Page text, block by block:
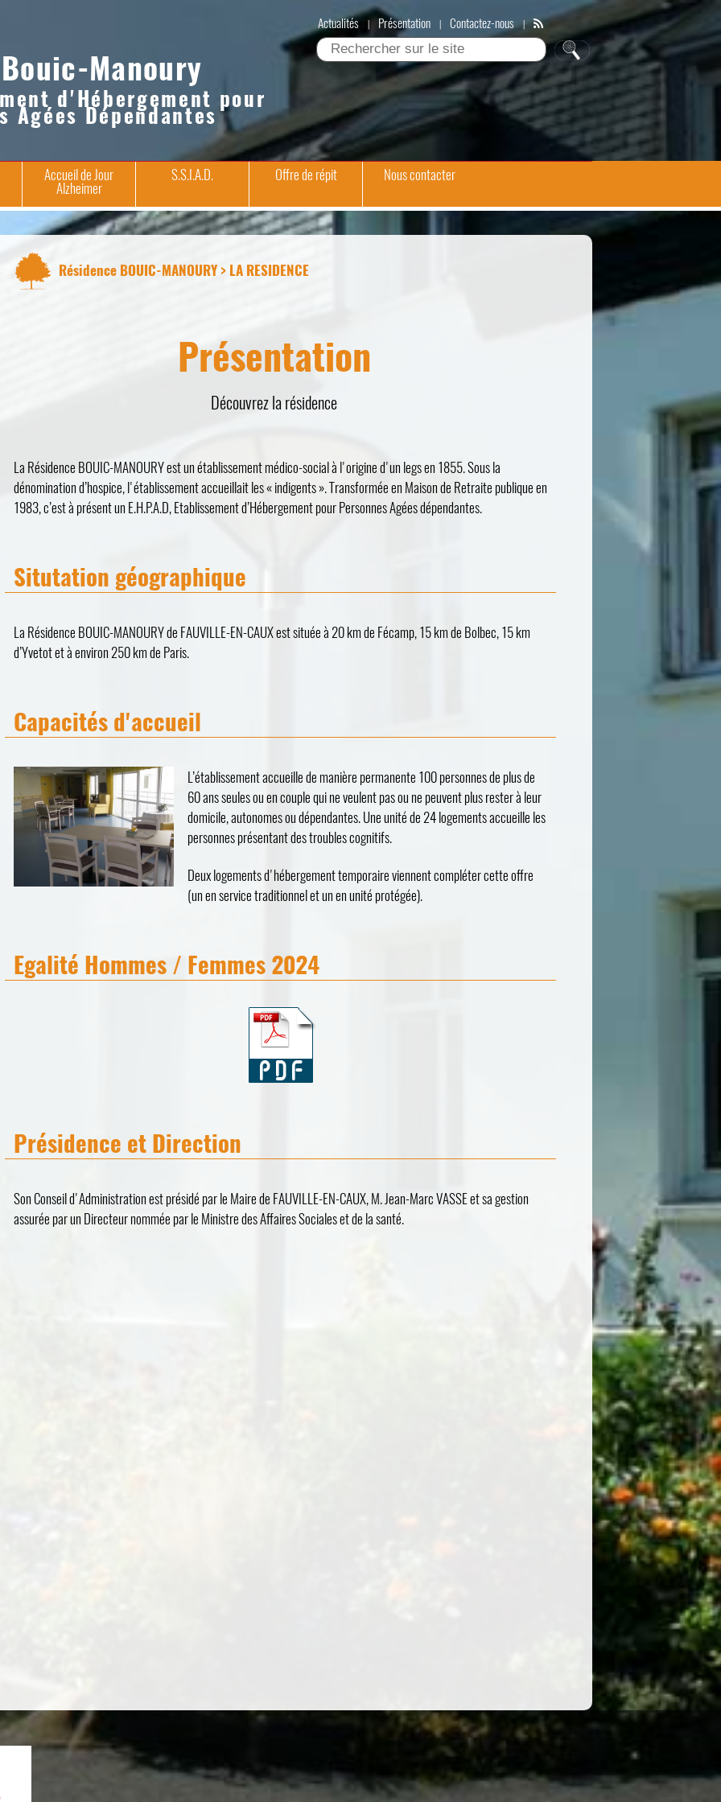
Manoury
d'Hébergement pour
Agées Dépendantes
Actualités | Présentation | Contactez-nous |
Accueil de Jour
Alzheimer
S.S.I.A.D. Offre de répit Nous contacter
Résidence BOUIC-MANOURY > LA RESIDENCE
Présentation
Découvrez la résidence
La Résidence BOUIC-MANOURY est un établissement médico-social à l'origine d'un legs en 1855. Sous la
dénomination d’hospice, l'établissement accueillait les « indigents ». Transformée en Maison de Retraite publique en
1983, c’est à présent un E.H.P.A.D, Etablissement d’Hébergement pour Personnes Agées dépendantes.
Situtation géographique
La Résidence BOUIC-MANOURY de FAUVILLE-EN-CAUX est située à 20 km de Fécamp, 15 km de Bolbec, 15 km
d’Yvetot et à environ 250 km de Paris.
Capacités d'accueil
L’établissement accueille de manière permanente 100 personnes de plus de
60 ans seules ou en couple qui ne veulent pas ou ne peuvent plus rester à leur
domicile, autonomes ou dépendantes. Une unité de 24 logements accueille les
personnes présentant des troubles cognitifs.
Deux logements d'hébergement temporaire viennent compléter cette offre
(un en service traditionnel et un en unité protégée).
Egalité Hommes / Femmes 2024
Présidence et Direction
Son Conseil d'Administration est présidé par le Maire de FAUVILLE-EN-CAUX, M. Jean-Marc VASSE et sa gestion
assurée par un Directeur nommée par le Ministre des Affaires Sociales et de la santé.